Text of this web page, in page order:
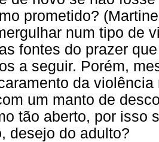
prometido?
num tipo de
fontes do prazer
a seguir. Porém,
da
um manto de
tão aberto, por isso
desejo do adulto?